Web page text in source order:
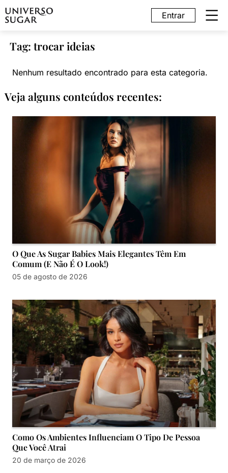
Entrar
Tag: trocar ideias
Nenhum resultado encontrado para esta categoria.
Veja alguns conteúdos recentes:
O Que As Sugar Babies Mais Elegantes Têm Em
Comum (e Não É O Look!)
05 de agosto de 2026
Como Os Ambientes Influenciam O Tipo De Pessoa
Que Você Atrai
20 de março de 2026